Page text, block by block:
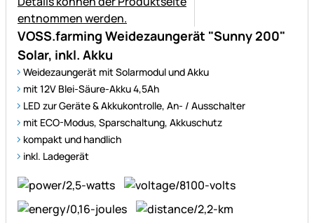
VOSS.farming Weidezaungerät "Sunny 200"
Solar, inkl. Akku
Weidezaungerät mit Solarmodul und Akku
mit 12V Blei-Säure-Akku 4,5Ah
LED zur Geräte & Akkukontrolle, An- / Ausschalter
mit ECO-Modus, Sparschaltung, Akkuschutz
kompakt und handlich
inkl. Ladegerät